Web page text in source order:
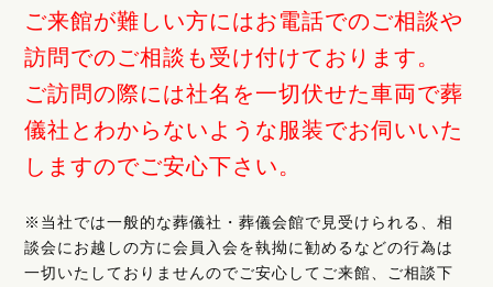
ご来館が難しい方にはお電話でのご相談や
訪問でのご相談も受け付けております。
ご訪問の際には社名を一切伏せた車両で葬
儀社とわからないような服装でお伺いいた
しますのでご安心下さい。
※当社では一般的な葬儀社・葬儀会館で見受けられる、相
談会にお越しの方に会員入会を執拗に勧めるなどの行為は
一切いたしておりませんのでご安心してご来館、ご相談下